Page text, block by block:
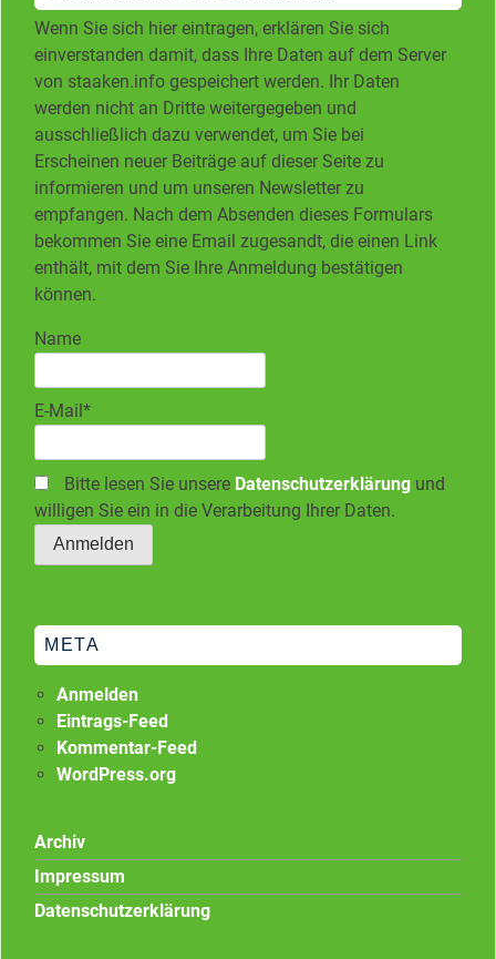
Wenn Sie sich hier eintragen, erklären Sie sich
einverstanden damit, dass Ihre Daten auf dem Server
von staaken.info gespeichert werden. Ihr Daten
werden nicht an Dritte weitergegeben und
ausschließlich dazu verwendet, um Sie bei
Erscheinen neuer Beiträge auf dieser Seite zu
informieren und um unseren Newsletter zu
empfangen. Nach dem Absenden dieses Formulars
bekommen Sie eine Email zugesandt, die einen Link
enthält, mit dem Sie Ihre Anmeldung bestätigen
können.
Name
E-Mail*
Bitte lesen Sie unsere Datenschutzerklärung und
willigen Sie ein in die Verarbeitung Ihrer Daten.
META
Anmelden
Eintrags-Feed
Kommentar-Feed
WordPress.org
Archiv
Impressum
Datenschutzerklärung